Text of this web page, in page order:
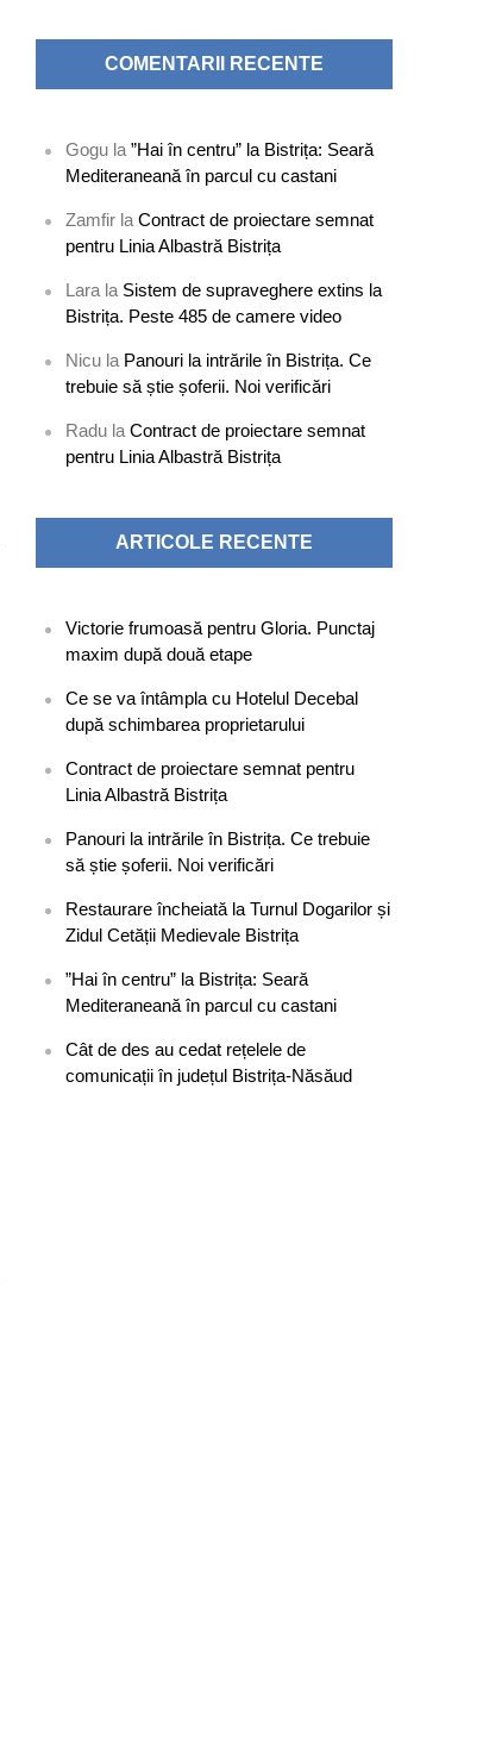
COMENTARII RECENTE
Gogu la”Hai în centru” la Bistrița: Seară
Mediteraneană în parcul cu castani
Zamfir laContract de proiectare semnat
pentru Linia Albastră Bistrița
Lara la Sistem de supraveghere extins la
Bistrița. Peste 485 de camere video
Nicu la Panouri la intrările în Bistrița. Ce
trebuie să știe șoferii. Noi verificări
Radu laContract de proiectare semnat
pentru Linia Albastră Bistrița
ARTICOLE RECENTE
Victorie frumoasă pentru Gloria. Punctaj
maxim după două etape
Ce se va întâmpla cu Hotelul Decebal
după schimbarea proprietarului
Contract de proiectare semnat pentru
Linia Albastră Bistrița
Panouri la intrările în Bistrița. Ce trebuie
să știe șoferii. Noi verificări
Restaurare încheiată la Turnul Dogarilor și
Zidul Cetății Medievale Bistrița
”Hai în centru” la Bistrița: Seară
Mediteraneană în parcul cu castani
Cât de des au cedat rețelele de
comunicații în județul Bistrița-Năsăud